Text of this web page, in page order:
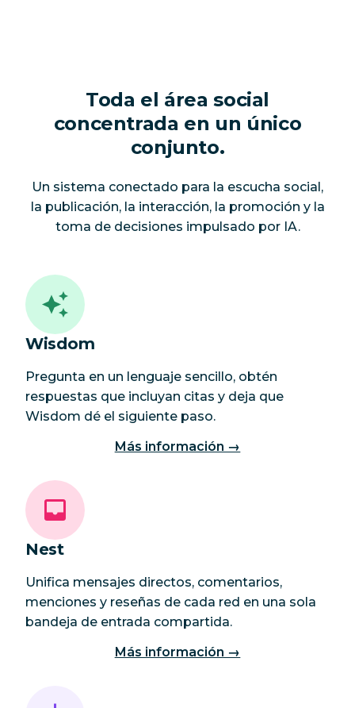
Toda el área social
concentrada en un único
conjunto.
Un sistema conectado para la escucha social,
la publicación, la interacción, la promoción y la
toma de decisiones impulsado por IA.
Wisdom
Pregunta en un lenguaje sencillo, obtén
respuestas que incluyan citas y deja que
Wisdom dé el siguiente paso.
Más información →
Nest
Unifica mensajes directos, comentarios,
menciones y reseñas de cada red en una sola
bandeja de entrada compartida.
Más información →